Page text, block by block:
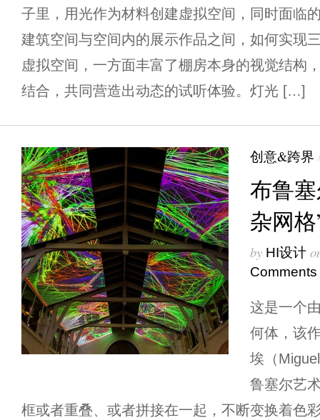
子里，用光作为材料创建虚拟空间，同时面临
建筑空间与空间内的展示作品之间，如何实现
虚拟空间，一方面丰富了棚房本身的视觉结构
结合，共同营造出动态的试听体验。灯光 […]
创意&跨界
布鲁
杂网
by HI设计
Comments
这是一个
何体，该
埃（
鲁塞尔艺
框或者重叠、或者拼接在一起，不断变换着色